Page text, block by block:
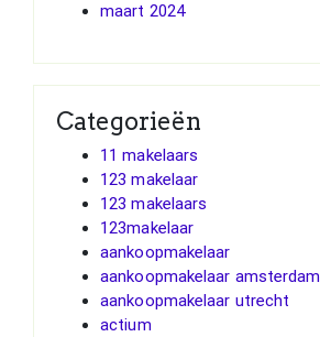
maart 2024
Categorieën
11 makelaars
123 makelaar
123 makelaars
123makelaar
aankoopmakelaar
aankoopmakelaar amsterdam
aankoopmakelaar utrecht
actium